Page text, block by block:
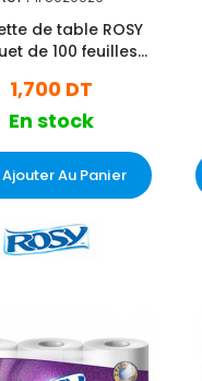
de table ROSY
de 100 feuilles
1,700 DT
En stock
Ajouter Au Panier